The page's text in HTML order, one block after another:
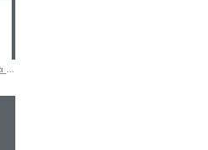
Καπέλο βάπτισης ζωγραφισμένο με όνομα παιδιού «My little prince»